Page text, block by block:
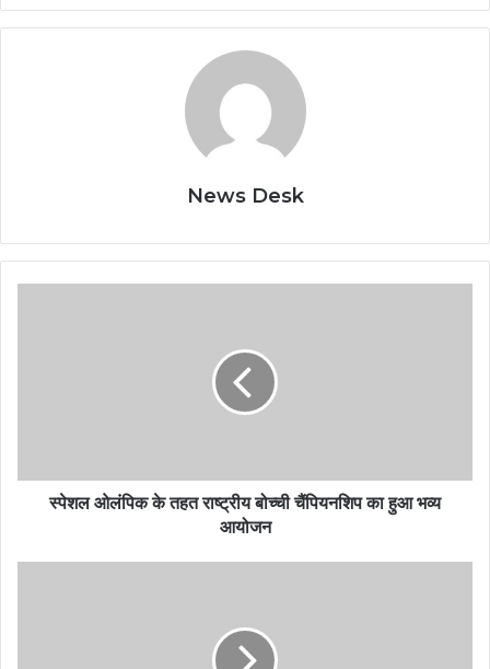
News Desk
स्पेशल ओलंपिक के तहत राष्ट्रीय बोच्ची चैंपियनशिप का हुआ भव्य
आयोजन